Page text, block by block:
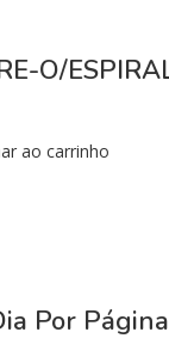
O/
ao carrinho
Por